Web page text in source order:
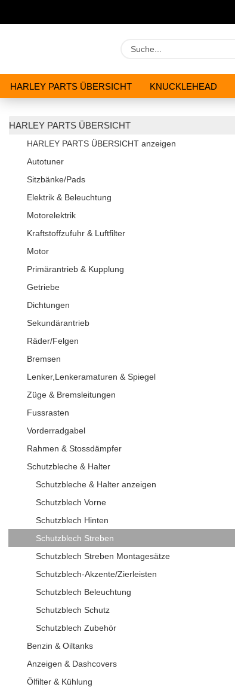
HARLEY PARTS ÜBERSICHT KNUCKLEHEAD
HARLEY PARTS ÜBERSICHT
HARLEY PARTS ÜBERSICHT anzeigen
Autotuner
Sitzbänke/Pads
Elektrik & Beleuchtung
Motorelektrik
Kraftstoffzufuhr & Luftfilter
Motor
Primärantrieb & Kupplung
Getriebe
Dichtungen
Sekundärantrieb
Räder/Felgen
Bremsen
Lenker,Lenkeramaturen & Spiegel
Züge & Bremsleitungen
Fussrasten
Vorderradgabel
Rahmen & Stossdämpfer
Schutzbleche & Halter
Schutzbleche & Halter anzeigen
Schutzblech Vorne
Schutzblech Hinten
Schutzblech Streben
Schutzblech Streben Montagesätze
Schutzblech-Akzente/Zierleisten
Schutzblech Beleuchtung
Schutzblech Schutz
Schutzblech Zubehör
Benzin & Oiltanks
Anzeigen & Dashcovers
Ölfilter & Kühlung